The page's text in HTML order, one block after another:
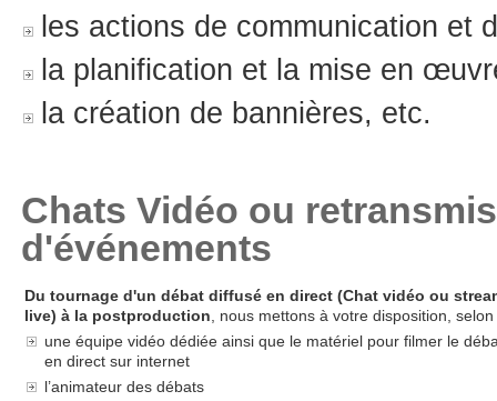
les actions de communication et
la planification et la mise en
la création de bannières, etc.
Chats Vidéo ou
d'événements
Du tournage d'un débat diffusé en direct (Chat vidéo ou
live) à la postproduction , nous mettons à votre disposition,
une équipe vidéo dédiée ainsi que le matériel pour filmer le
en direct sur internet
l’animateur des débats